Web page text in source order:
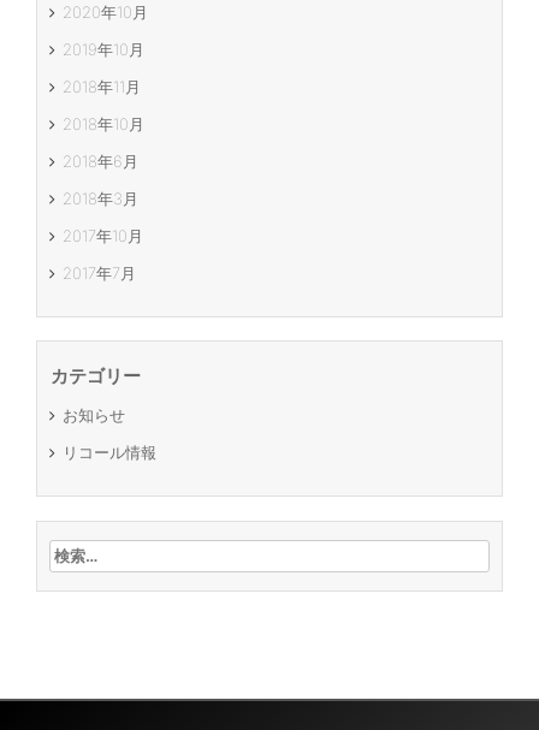
2020年10月
2019年10月
2018年11月
2018年10月
2018年6月
2018年3月
2017年10月
2017年7月
カテゴリー
お知らせ
リコール情報
検索: